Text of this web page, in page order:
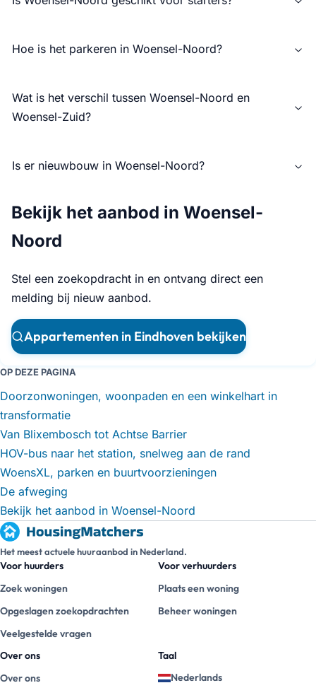
Hoe is het parkeren in Woensel-Noord?
Wat is het verschil tussen Woensel-Noord en
Woensel-Zuid?
Is er nieuwbouw in Woensel-Noord?
Bekijk het aanbod in Woensel-
Noord
Stel een zoekopdracht in en ontvang direct een
melding bij nieuw aanbod.
Appartementen in Eindhoven bekijken
OP DEZE PAGINA
Doorzonwoningen, woonpaden en een winkelhart in
transformatie
Van Blixembosch tot Achtse Barrier
HOV-bus naar het station, snelweg aan de rand
WoensXL, parken en buurtvoorzieningen
De afweging
Bekijk het aanbod in Woensel-Noord
Het meest actuele huuraanbod in Nederland.
Voor huurders
Zoek woningen
Opgeslagen zoekopdrachten
Veelgestelde vragen
Voor verhuurders
Plaats een woning
Beheer woningen
Over ons
Over ons
Taal
Nederlands